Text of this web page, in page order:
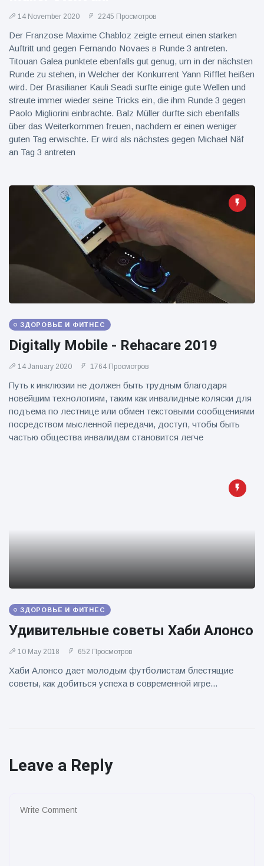
движущейся
14 November 2020 2245 Просмотров
Der Franzose Maxime Chabloz zeigte erneut einen starken
Auftritt und gegen Fernando Novaes в Runde 3 antreten.
Titouan Galea punktete ebenfalls gut genug, um in der nächsten
Runde zu stehen, in Welcher der Konkurrent Yann Rifflet heißen
wird. Der Brasilianer Kauli Seadi surfte einige gute Wellen und
streute immer wieder seine Tricks ein, die ihm Runde 3 gegen
Paolo Migliorini einbrachte. Balz Müller durfte sich ebenfalls
über das Weiterkommen freuen, nachdem er einen weniger
guten Tag erwischte. Er wird als nächstes gegen Michael Näf
an Tag 3 antreten
ЗДОРОВЬЕ И ФИТНЕС
Digitally Mobile - Rehacare 2019
14 January 2020 1764 Просмотров
Путь к инклюзии не должен быть трудным благодаря
новейшим технологиям, таким как инвалидные коляски для
подъема по лестнице или обмен текстовыми сообщениями
посредством мысленной передачи, доступ, чтобы быть
частью общества инвалидам становится легче
ЗДОРОВЬЕ И ФИТНЕС
Удивительные советы Хаби Алонсо
10 May 2018 652 Просмотров
Хаби Алонсо дает молодым футболистам блестящие
советы, как добиться успеха в современной игре...
Leave a Reply